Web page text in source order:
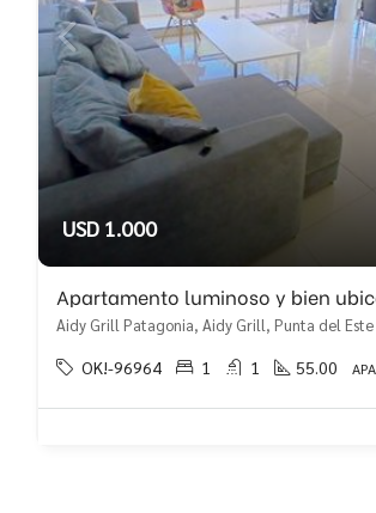
USD 1.000
Aidy Grill Patagonia, Aidy Grill, Punta del Este
OK!-96964 1 1 55.00